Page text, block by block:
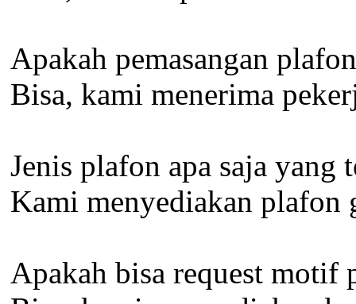
Apakah pemasangan
Bisa, kami menerima
Jenis plafon apa saja yang
Kami menyediakan
Apakah bisa request